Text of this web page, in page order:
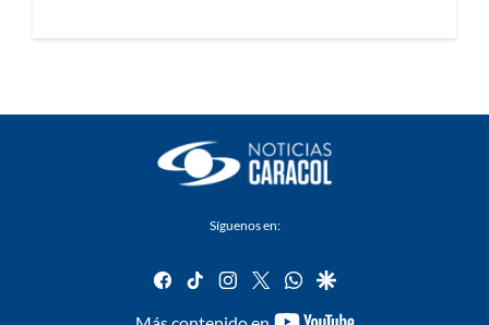
Síguenos en:
facebook
tiktok instagram
twitterwhatsapp
google
youtube-